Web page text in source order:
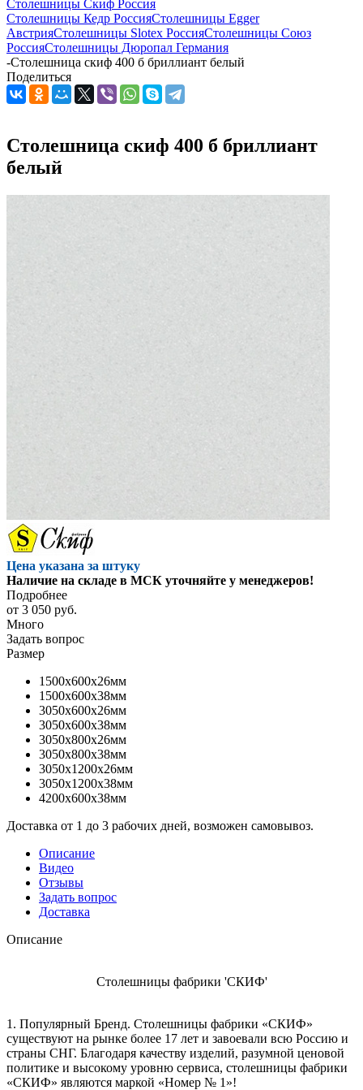
Столешницы Скиф Россия
Столешницы Кедр РоссияСтолешницы Egger
АвстрияСтолешницы Slotex РоссияСтолешницы Союз
РоссияСтолешницы Дюропал Германия
-Столешница скиф 400 б бриллиант белый
Поделиться
Столешница скиф 400 б бриллиант
белый
Цена указана за штуку
Наличие на складе в МСК уточняйте у менеджеров!
Подробнее
от 3 050 руб.
Много
Задать вопрос
Размер
1500x600x26мм
1500x600x38мм
3050x600x26мм
3050x600x38мм
3050x800x26мм
3050x800x38мм
3050x1200x26мм
3050x1200x38мм
4200x600x38мм
Доставка от 1 до 3 рабочих дней, возможен самовывоз.
Описание
Видео
Отзывы
Задать вопрос
Доставка
Описание
Столешницы фабрики 'СКИФ'
1. Популярный Бренд. Столешницы фабрики «СКИФ»
существуют на рынке более 17 лет и завоевали всю Россию и
страны СНГ. Благодаря качеству изделий, разумной ценовой
политике и высокому уровню сервиса, столешницы фабрики
«СКИФ» являются маркой «Номер № 1»!